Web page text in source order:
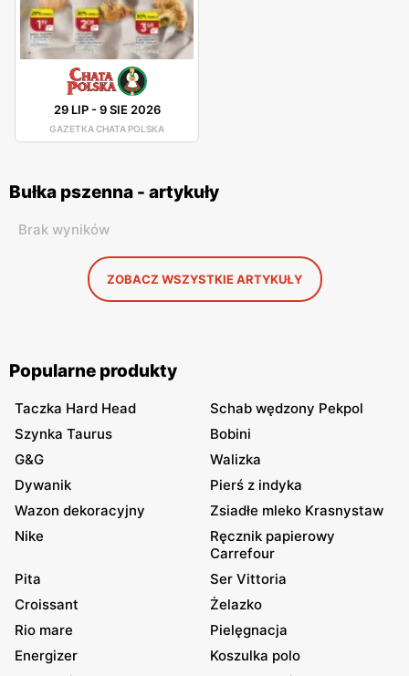
29 LIP-9 SIE 2026
GAZETKA CHATA POLSKA
Bułka pszenna - artykuły
Brak wyników
ZOBACZ WSZYSTKIE ARTYKUŁY
Popularne produkty
Taczka Hard Head
Schab wędzony Pekpol
Szynka Taurus
Bobini
G&G
Walizka
Dywanik
Pierś z indyka
Wazon dekoracyjny
Zsiadłe mleko Krasnystaw
Nike
Ręcznik papierowy
Carrefour
Pita
Ser Vittoria
Croissant
Żelazko
Rio mare
Pielęgnacja
Energizer
Koszulka polo